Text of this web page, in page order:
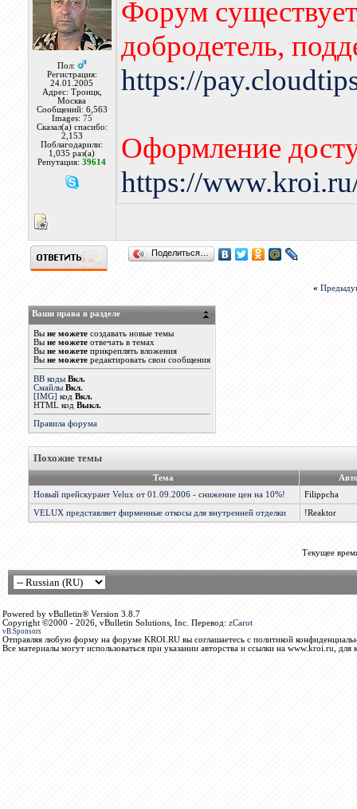
Пол:
Регистрация:
24.01.2005
Адрес: Троицк,
Москва
Сообщений: 6,563
Images: 75
Сказал(а) спасибо:
2,153
Поблагодарили:
1,035 раз(а)
Репутация:39614
Форум
добродетель,
https://
Оформление
https://
Поделиться…
«
Ваши права в разделе
Вы не можетесоздавать новые темы
Вы не можетеотвечать в темах
Вы не можетеприкреплять вложения
Вы не можетередактировать свои сообщения
BB коды Вкл.
Смайлы Вкл.
[IMG] код Вкл.
HTML код Выкл.
Правила форума
Похожие темы
Тема
Новый прейскурант Velux от 01.09.2006 - снижение цен на 10%!
Filippcha
VELUX представляет фирменные откосы для внутренней отделки !Reaktor
Текущее
Powered by vBulletin® Version 3.8.7
Copyright ©2000 - 2026, vBulletin Solutions, Inc. Перевод: zCarot
vB.Sponsors
Отправляя любую форму на форуме KROI.RU вы соглашаетесь с политикой
Все материалы могут использоваться при указании авторства и ссылки на www.kroi.ru, для